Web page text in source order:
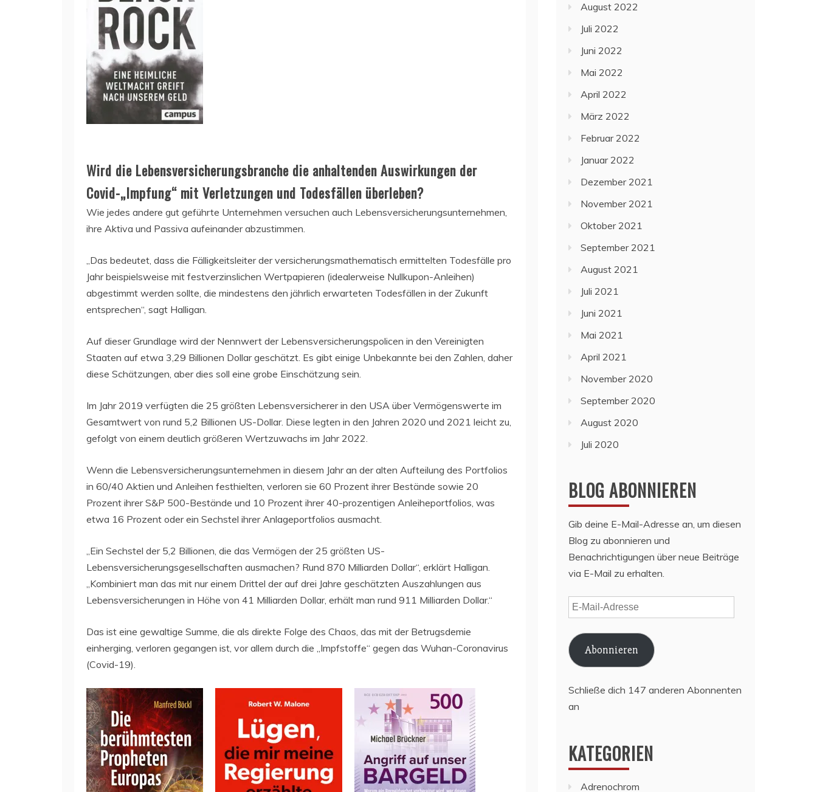
Wird die Lebensversicherungsbranche die anhaltenden Auswirkungen der
Covid-„Impfung“ mit Verletzungen und Todesfällen überleben?
Wie jedes andere gut geführte Unternehmen versuchen auch Lebensversicherungsunternehmen,
ihre Aktiva und Passiva aufeinander abzustimmen.
„Das bedeutet, dass die Fälligkeitsleiter der versicherungsmathematisch ermittelten Todesfälle pro
Jahr beispielsweise mit festverzinslichen Wertpapieren (idealerweise Nullkupon-Anleihen)
abgestimmt werden sollte, die mindestens den jährlich erwarteten Todesfällen in der Zukunft
entsprechen“, sagt Halligan.
Auf dieser Grundlage wird der Nennwert der Lebensversicherungspolicen in den Vereinigten
Staaten auf etwa 3,29 Billionen Dollar geschätzt. Es gibt einige Unbekannte bei den Zahlen, daher
diese Schätzungen, aber dies soll eine grobe Einschätzung sein.
Im Jahr 2019 verfügten die 25 größten Lebensversicherer in den USA über Vermögenswerte im
Gesamtwert von rund 5,2 Billionen US-Dollar. Diese legten in den Jahren 2020 und 2021 leicht zu,
gefolgt von einem deutlich größeren Wertzuwachs im Jahr 2022.
Wenn die Lebensversicherungsunternehmen in diesem Jahr an der alten Aufteilung des Portfolios
in 60/40 Aktien und Anleihen festhielten, verloren sie 60 Prozent ihrer Bestände sowie 20
Prozent ihrer S&P 500-Bestände und 10 Prozent ihrer 40-prozentigen Anleiheportfolios, was
etwa 16 Prozent oder ein Sechstel ihrer Anlageportfolios ausmacht.
„Ein Sechstel der 5,2 Billionen, die das Vermögen der 25 größten US-
Lebensversicherungsgesellschaften ausmachen? Rund 870 Milliarden Dollar“, erklärt Halligan.
„Kombiniert man das mit nur einem Drittel der auf drei Jahre geschätzten Auszahlungen aus
Lebensversicherungen in Höhe von 41 Milliarden Dollar, erhält man rund 911 Milliarden Dollar.“
Das ist eine gewaltige Summe, die als direkte Folge des Chaos, das mit der Betrugsdemie
einherging, verloren gegangen ist, vor allem durch die „Impfstoffe“ gegen das Wuhan-Coronavirus
(Covid-19).
August 2022
Juli 2022
Juni 2022
Mai 2022
April 2022
März 2022
Februar 2022
Januar 2022
Dezember 2021
November 2021
Oktober 2021
September 2021
August 2021
Juli 2021
Juni 2021
Mai 2021
April 2021
November 2020
September 2020
August 2020
Juli 2020
BLOG ABONNIEREN
Gib deine E-Mail-Adresse an, um diesen
Blog zu abonnieren und
Benachrichtigungen über neue Beiträge
via E-Mail zu erhalten.
E-
Mail-
Adresse
Abonnieren
Schließe dich 147 anderen Abonnenten
an
KATEGORIEN
Adrenochrom